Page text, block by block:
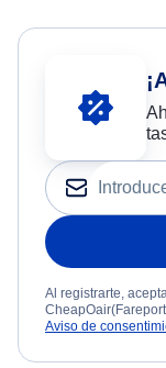
Al registrarte,
Aviso de